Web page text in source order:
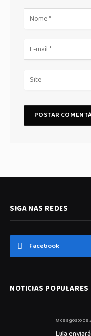
SIGA NAS REDES
Facebook
NOTICIAS POPULARES
8 de agosto de
Lula